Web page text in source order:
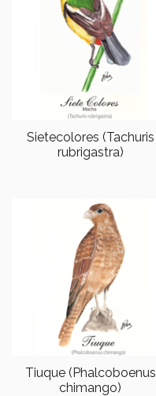
Sietecolores (Tachuris
rubrigastra)
Tiuque (Phalcoboenus
chimango)